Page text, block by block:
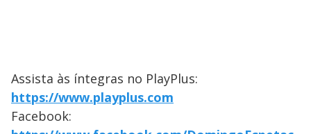
Assista às íntegras no PlayPlus:
https://www.playplus.com
Facebook: